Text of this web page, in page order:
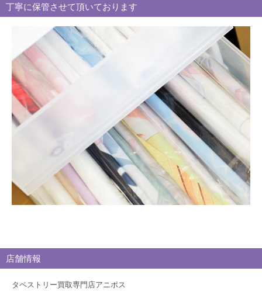
ー
ロ
グ
丁寧に保管させて頂いております
店舗情報
タペストリー買取専門店アニポス